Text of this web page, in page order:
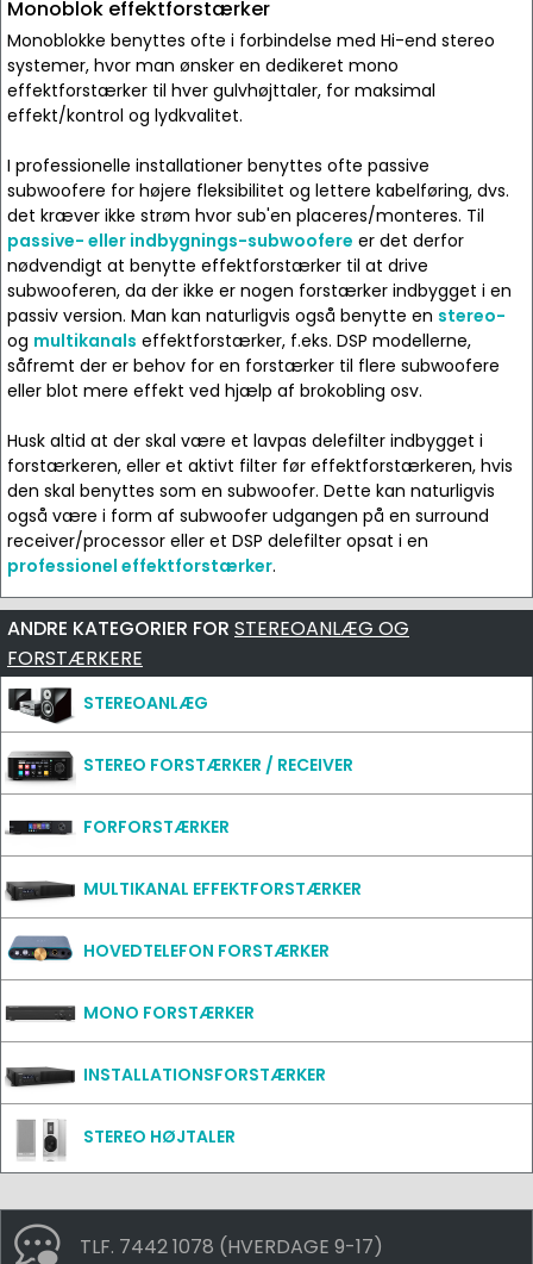
Monoblok effektforstærker
Monoblokke benyttes ofte i forbindelse med Hi-end stereo
systemer, hvor man ønsker en dedikeret mono
effektforstærker til hver gulvhøjttaler, for maksimal
effekt/kontrol og lydkvalitet.
I professionelle installationer benyttes ofte passive
subwoofere for højere fleksibilitet og lettere kabelføring, dvs.
det kræver ikke strøm hvor sub'en placeres/monteres. Til
passive- eller indbygnings-subwoofere er det derfor
nødvendigt at benytte effektforstærker til at drive
subwooferen, da der ikke er nogen forstærker indbygget i en
passiv version. Man kan naturligvis også benytte en stereo-
og multikanals effektforstærker, f.eks. DSP modellerne,
såfremt der er behov for en forstærker til flere subwoofere
eller blot mere effekt ved hjælp af brokobling osv.
Husk altid at der skal være et lavpas delefilter indbygget i
forstærkeren, eller et aktivt filter før effektforstærkeren, hvis
den skal benyttes som en subwoofer. Dette kan naturligvis
også være i form af subwoofer udgangen på en surround
receiver/processor eller et DSP delefilter opsat i en
professionel effektforstærker.
ANDRE KATEGORIER FOR STEREOANLÆG OG
FORSTÆRKERE
STEREOANLÆG
STEREO FORSTÆRKER / RECEIVER
FORFORSTÆRKER
MULTIKANAL EFFEKTFORSTÆRKER
HOVEDTELEFON FORSTÆRKER
MONO FORSTÆRKER
INSTALLATIONSFORSTÆRKER
STEREO HØJTALER
TLF. 7442 1078 (HVERDAGE 9-17)